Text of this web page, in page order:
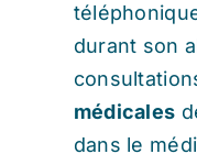
durant son
médicales
dans le